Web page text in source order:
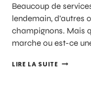
Beaucoup de
lendemain, d’autres
champignons. Mais
marche ou est-ce
LIRE LA SUITE